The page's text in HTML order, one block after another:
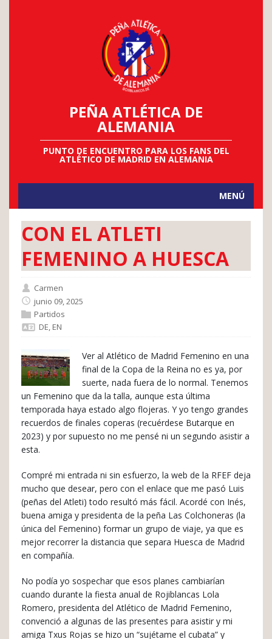
PEÑA ATLÉTICA DE
ALEMANIA
PUNTO DE ENCUENTRO PARA LOS FANS DEL
ATLÉTICO DE MADRID EN ALEMANIA
MENÚ
CON EL ATLETI
FEMENINO A HUESCA
Carmen
junio 09, 2025
Partidos
DE EN
Ver al Atlético de Madrid Femenino en una
final de la Copa de la Reina no es ya, por
suerte, nada fuera de lo normal. Tenemos
un Femenino que da la talla, aunque esta última
temporada haya estado algo flojeras. Y yo tengo grandes
recuerdos de finales coperas (recuérdese Butarque en
2023) y por supuesto no me pensé ni un segundo asistir a
esta.
Compré mi entrada ni sin esfuerzo, la web de la RFEF deja
mucho que desear, pero con el enlace que me pasó Luis
(peñas del Atleti) todo resultó más fácil. Acordé con Inés,
buena amiga y presidenta de la peña Las Colchoneras (la
única del Femenino) formar un grupo de viaje, ya que es
mejor recorrer la distancia que separa Huesca de Madrid
en compañía.
No podía yo sospechar que esos planes cambiarían
cuando durante la fiesta anual de Rojiblancas Lola
Romero, presidenta del Atlético de Madrid Femenino,
convenció a algunas de las presentes para asistir y mi
amiga Txus Rojas se hizo un “sujétame el cubata” y